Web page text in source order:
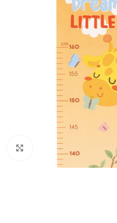
Click to enlarge